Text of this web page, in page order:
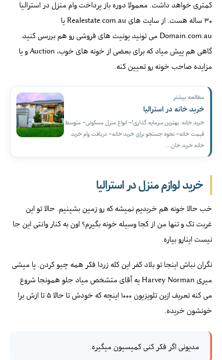
کمتری خواهد داشت. معمولا دوره باز پرداخت وام منزل در استرالیا
۳۰ ساله هست. از سایت های Realestate.com.au یا
Domain.com.au می تونید یونیت های فروشی رو هم بررسی کنید.
گاهی هم پیش میاد که برای بعضی از خونه های خوب، Auction و یا
مزایده صاحب خونه رو تعیین کنه.
مطالعه بیشتر
خرید خانه در استرالیا
خرید خانه: بهترین سرمایه گذاری!– انواع منزل مسکونی– متوسط
قیمت خانه– نحوه جستجو برای خرید خانه– دریافت وام خرید
خانه خرید خان…
خرید لوازم منزل در استرالیا
خب حالا خونه هم خریدیم نمیشه که رو زمین بشینیم. حالا تو این
غربت تک و تنها من از کجا وسیله خونه بگیرم؟ اون به کنار وانتی این جا
نیست اینارو بیاره.
نگران نباش اینجا تو بلاد کفر این کله زردا فکر همه چیو کردن. پا میشی
میری Harvey Norman یه آقای متشخص میاد جلو همونجا شروع
می کنه تعریف ازین تلویزیون ۱۰۰۰ اینچه که خودش تا حالا ۵ تا ازش برا
خونشون خریده.
مدیونی اگر فکر کنی کمیسیون میگیره.